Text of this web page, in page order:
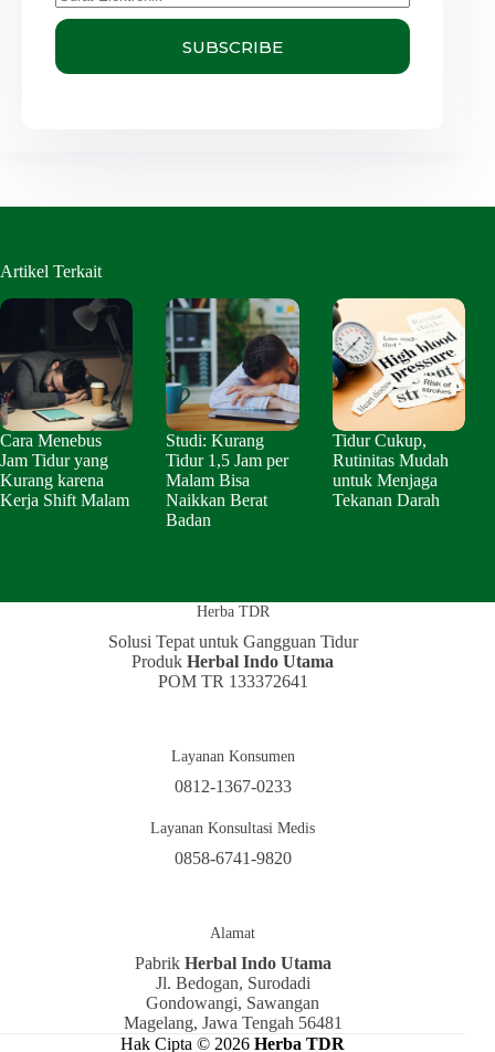
SUBSCRIBE
Artikel Terkait
Cara Menebus
Jam Tidur yang
Kurang karena
Kerja Shift Malam
Studi: Kurang
Tidur 1,5 Jam per
Malam Bisa
Naikkan Berat
Badan
Tidur Cukup,
Rutinitas Mudah
untuk Menjaga
Tekanan Darah
Herba TDR
Solusi Tepat untuk Gangguan Tidur
ProdukHerbal Indo Utama
POM TR 133372641
Layanan Konsumen
0812-1367-0233
Layanan Konsultasi Medis
0858-6741-9820
Alamat
Pabrik Herbal Indo Utama
Jl. Bedogan, Surodadi
Gondowangi, Sawangan
Magelang, Jawa Tengah 56481
Hak Cipta © 2026Herba TDR